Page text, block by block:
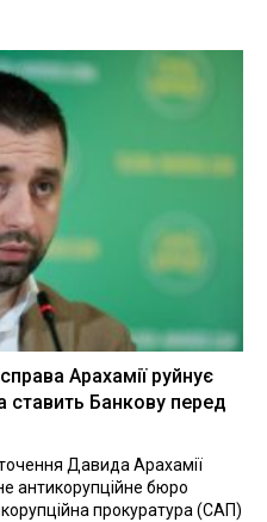
Арахамії руйнує
ставить Банкову перед
Давида Арахамії
антикорупційне бюро
прокуратура (САП)